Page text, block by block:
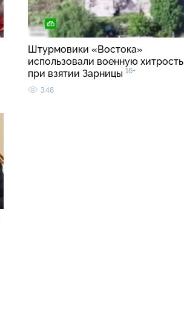
Штурмовики «Востока»
использовали военную хитрость
при взятии Зарницы 16+
348